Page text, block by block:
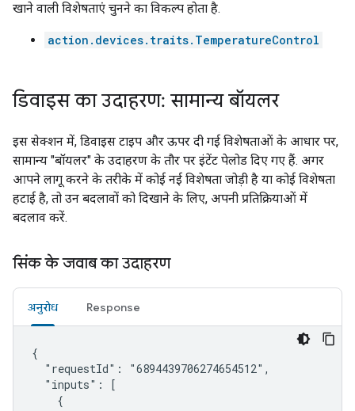
खाने वाली विशेषताएं चुनने का विकल्प होता है.
action.devices.traits.TemperatureControl
डिवाइस का उदाहरण: सामान्य बॉयलर
इस सेक्शन में, डिवाइस टाइप और ऊपर दी गई विशेषताओं के आधार पर,
सामान्य "बॉयलर" के उदाहरण के तौर पर इंटेंट पेलोड दिए गए हैं. अगर
आपने लागू करने के तरीके में कोई नई विशेषता जोड़ी है या कोई विशेषता
हटाई है, तो उन बदलावों को दिखाने के लिए, अपनी प्रतिक्रियाओं में
बदलाव करें.
सिंक के जवाब का उदाहरण
अनुरोध Response
{
  "requestId": "6894439706274654512",
  "inputs": [
    {